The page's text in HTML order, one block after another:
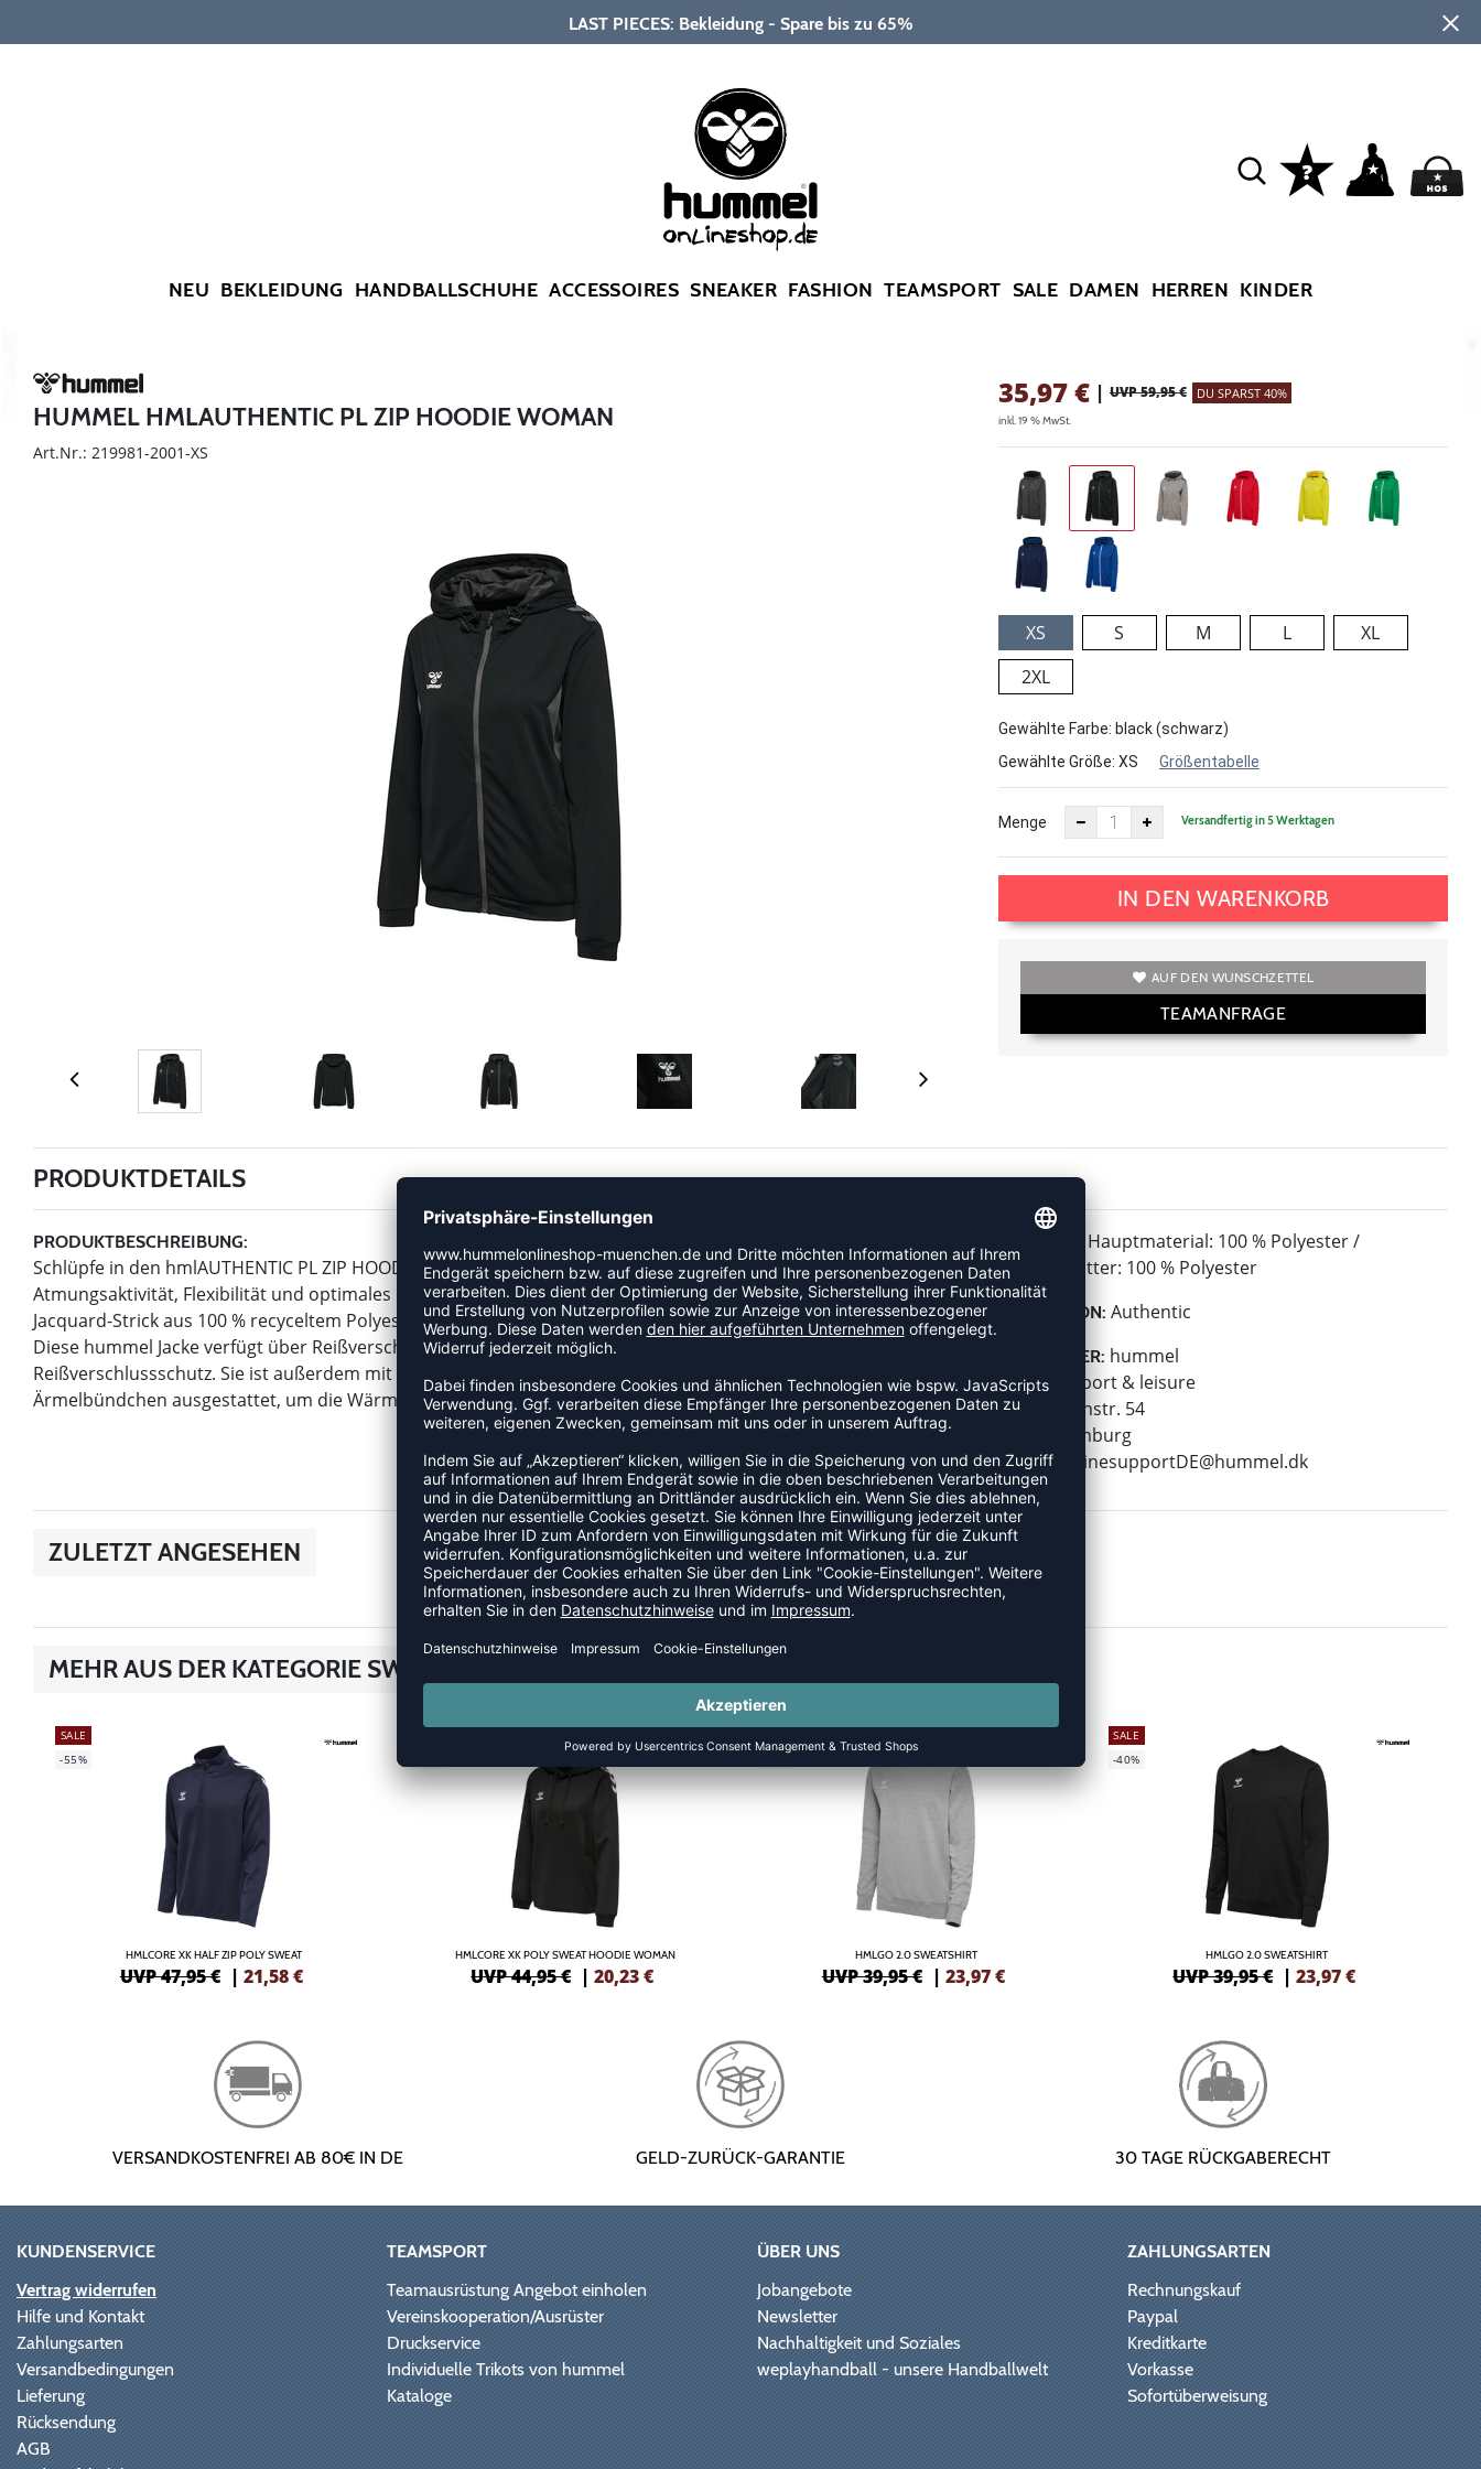
LAST PIECES: Bekleidung - Spare bis zu 65%
NEU BEKLEIDUNG HANDBALLSCHUHE ACCESSOIRES SNEAKER FASHION TEAMSPORT SALE DAMEN HERREN KINDER
HUMMEL HMLAUTHENTIC PL ZIP HOODIE WOMAN
Art.Nr.: 219981-2001-XS
35,97€ | UVP 59,95 € DU SPARST 40%
inkl. 19 % MwSt.
XS S M L
XL
2XL
Gewählte Farbe: black (schwarz)
Gewählte Größe: XS Größentabelle
Menge Versandfertig in 5 Werktagen
IN DEN WARENKORB
AUF DEN WUNSCHZETTEL
TEAMANFRAGE
PRODUKTDETAILS
PRODUKTBESCHREIBUNG:
Schlüpfe in den hmlAUTHENTIC PL ZIP HOODIE WOMAN und genieße seine Vorteile, zu denen hervorragende
Atmungsaktivität, Flexibilität und optimales Feuchtigkeitsmanagement gehören. Diese werden durch den
Jacquard-Strick aus 100 % recyceltem Polyester im Obermaterial und ein Mesh-Material im Futter ermöglicht.
Diese hummel Jacke verfügt über Reißverschlusstaschen an den Seiten sowie einen zweiteiligen
Reißverschlussschutz. Sie ist außerdem mit einer Zugschnur mit Kordelstoppern in der Kapuze und
Ärmelbündchen ausgestattet, um die Wärme ein- und die Kälte auszuschließen.
Hauptmaterial: 100 % Polyester /
Kapuzenfutter: 100 % Polyester
KOLLEKTION: Authentic
HERSTELLER: hummel
hummel sport & leisure
Leverkusenstr. 54
22761 Hamburg
E-Mail:
onlinesupportDE@hummel.dk
ZULETZT ANGESEHEN
MEHR AUS DER KATEGORIE SWEATS/HOODIES
SALE
-55%
HMLCORE XK HALF ZIP POLY SWEAT
UVP 47,95 € | 21,58€
HMLCORE XK POLY SWEAT HOODIE WOMAN
UVP 44,95 € |20,23€
HMLGO 2.0 SWEATSHIRT
UVP 39,95 € | 23,97€
SALE
-40%
HMLGO 2.0 SWEATSHIRT
UVP 39,95 € |23,97€
VERSANDKOSTENFREI AB 80€ IN DE GELD-ZURÜCK-GARANTIE 30 TAGE RÜCKGABERECHT
KUNDENSERVICE
Vertrag widerrufen
Hilfe und Kontakt
Zahlungsarten
Versandbedingungen
Lieferung
Rücksendung
AGB
TEAMSPORT
Teamausrüstung Angebot einholen
Vereinskooperation/Ausrüster
Druckservice
Individuelle Trikots von hummel
Kataloge
ÜBER UNS
Jobangebote
Newsletter
Nachhaltigkeit und Soziales
weplayhandball - unsere Handballwelt
ZAHLUNGSARTEN
Rechnungskauf
Paypal
Kreditkarte
Vorkasse
Sofortüberweisung